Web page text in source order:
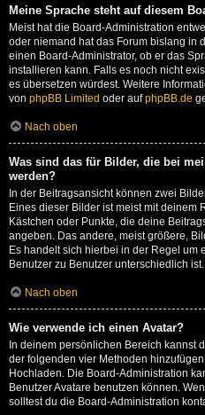
Meine Sprache steht auf diesem
Meist hat die Board-Administration
oder niemand hat das Forum bislang in
einen Board-Administrator, ob er das
installieren kann. Falls es noch nicht
es übersetzen würdest. Weitere
von phpBB Limited oder aufphpBB.de
Nach oben
Was sind das für Bilder, die bei
werden?
In der Beitragsansicht können zwei
Eines dieser Bilder ist meist mit deinem
Kästchen oder Punkte, die deine
angeben. Das andere, meist größere,
Es handelt sich hierbei in der Regel um
Benutzer zu Benutzer unterschiedlich ist.
Nach oben
Wie verwende ich einen Avatar?
In deinem persönlichen Bereich kannst
der folgenden vier Methoden
Hochladen. Die Board-Administration
Benutzer Avatare benutzen können.
solltest du die Board-Administration